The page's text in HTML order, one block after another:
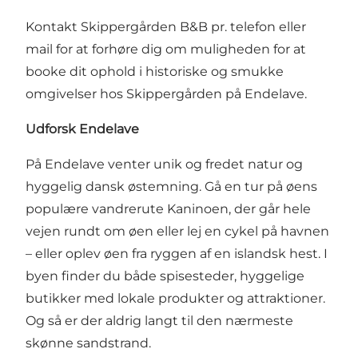
Kontakt Skippergården B&B pr. telefon eller
mail for at forhøre dig om muligheden for at
booke dit ophold i historiske og smukke
omgivelser hos Skippergården på Endelave.
Udforsk Endelave
På Endelave venter unik og fredet natur og
hyggelig dansk østemning. Gå en tur på øens
populære vandrerute Kaninoen, der går hele
vejen rundt om øen eller lej en cykel på havnen
– eller oplev øen fra ryggen af en islandsk hest. I
byen finder du både spisesteder, hyggelige
butikker med lokale produkter og attraktioner.
Og så er der aldrig langt til den nærmeste
skønne sandstrand.